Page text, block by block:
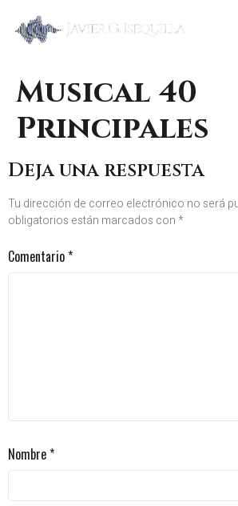
Musical 40
Principales
Deja una respuesta
Tu dirección de correo electrónico no será
obligatorios están marcados con*
Comentario*
Nombre*